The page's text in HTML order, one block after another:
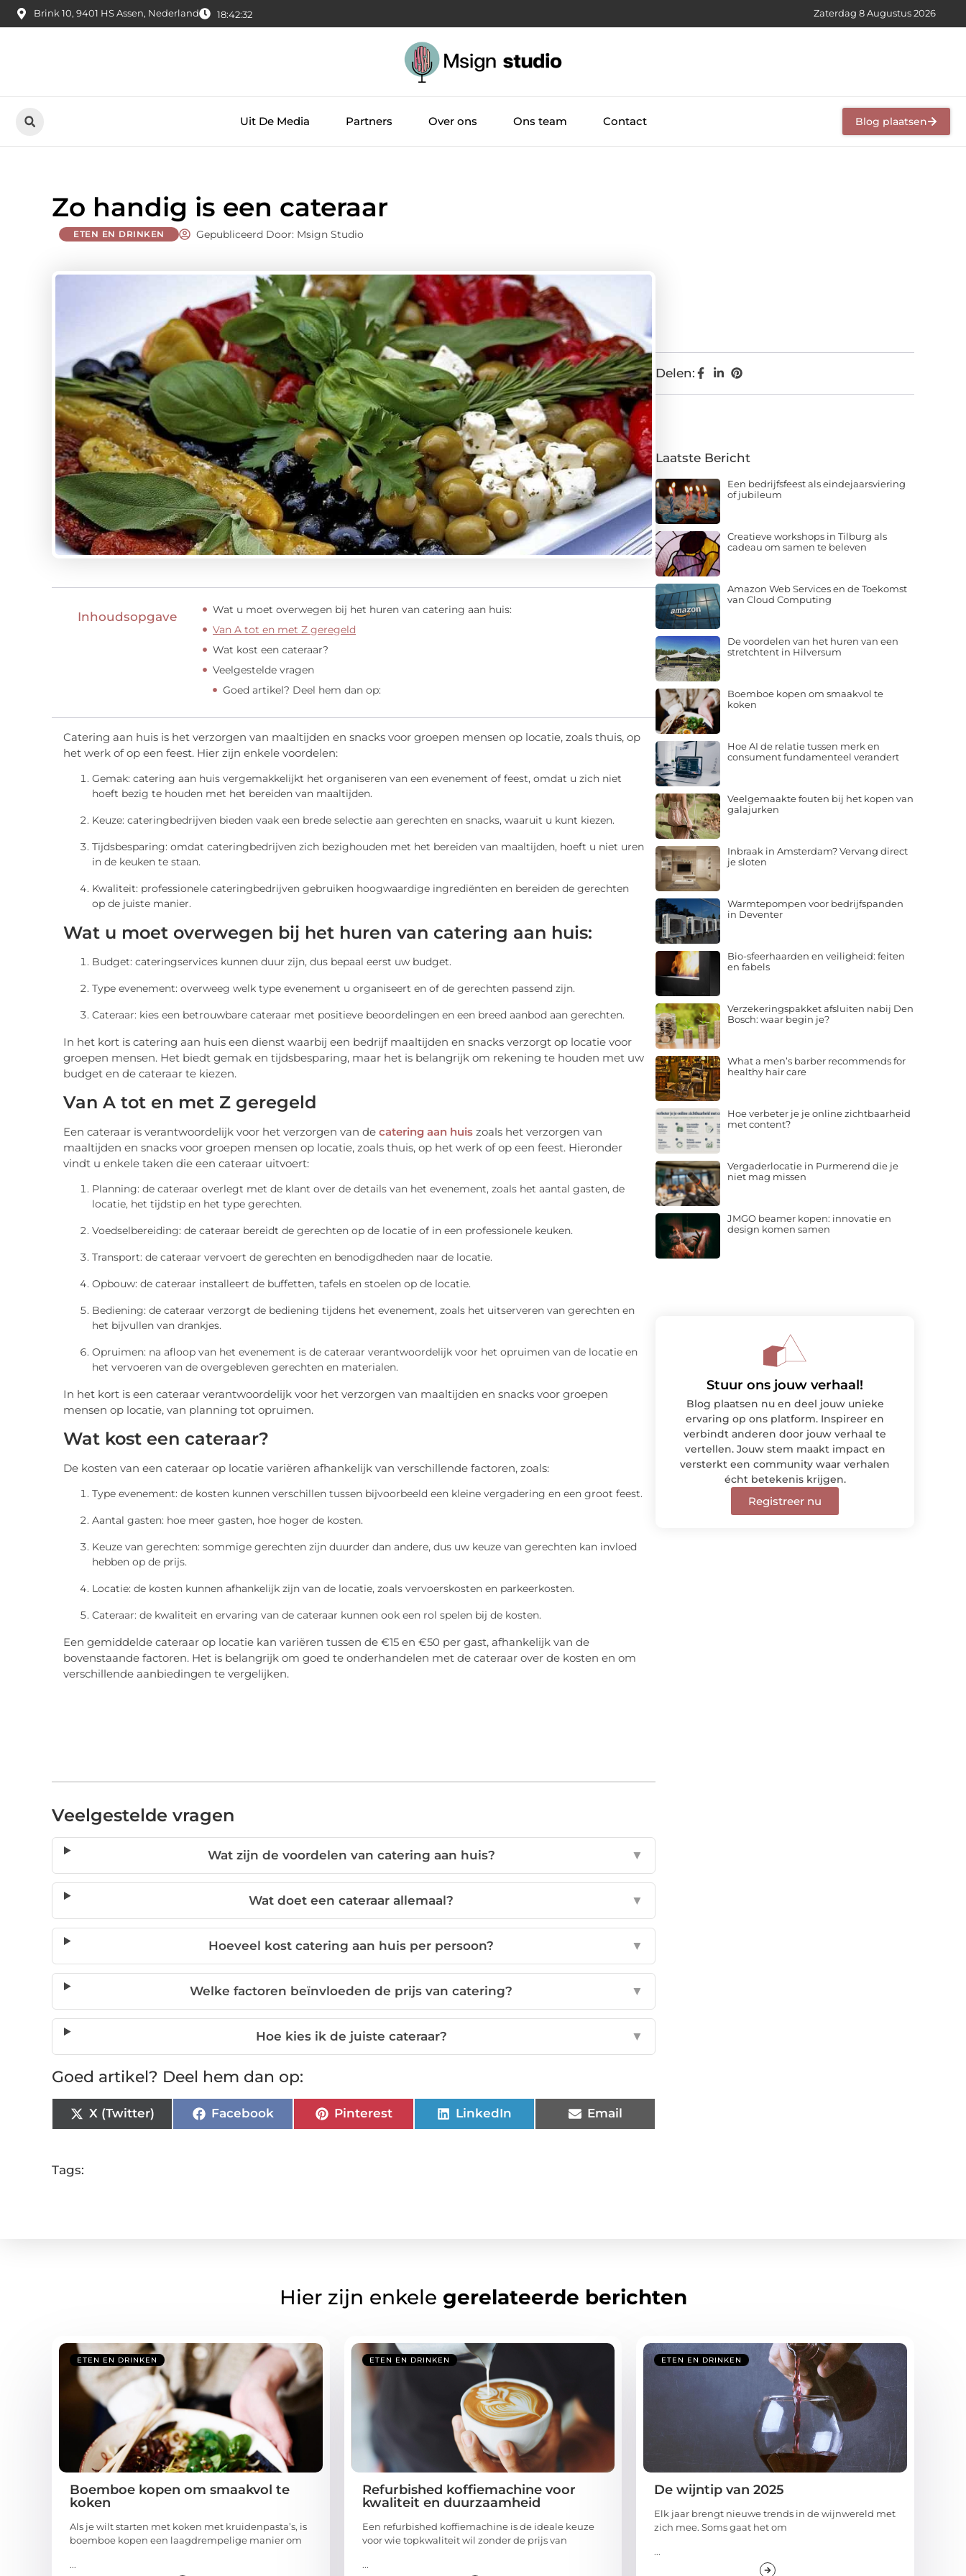
Brink 10, 9401 HS Assen, Nederland 18:42:33 Zaterdag 8 Augustus 2026
Uit De Media Partners Over ons Ons team Contact Blog plaatsen
Zo handig is een cateraar
ETEN EN DRINKEN Gepubliceerd Door: Msign Studio
Inhoudsopgave
Wat u moet overwegen bij het huren van catering aan huis:
Van A tot en met Z geregeld
Wat kost een cateraar?
Veelgestelde vragen
Goed artikel? Deel hem dan op:
Catering aan huis is het verzorgen van maaltijden en snacks voor groepen mensen op locatie, zoals thuis, op
het werk of op een feest. Hier zijn enkele voordelen:
Gemak: catering aan huis vergemakkelijkt het organiseren van een evenement of feest, omdat u zich niet
hoeft bezig te houden met het bereiden van maaltijden.
Keuze: cateringbedrijven bieden vaak een brede selectie aan gerechten en snacks, waaruit u kunt kiezen.
Tijdsbesparing: omdat cateringbedrijven zich bezighouden met het bereiden van maaltijden, hoeft u niet uren
in de keuken te staan.
Kwaliteit: professionele cateringbedrijven gebruiken hoogwaardige ingrediënten en bereiden de gerechten
op de juiste manier.
Wat u moet overwegen bij het huren van catering aan huis:
Budget: cateringservices kunnen duur zijn, dus bepaal eerst uw budget.
Type evenement: overweeg welk type evenement u organiseert en of de gerechten passend zijn.
Cateraar: kies een betrouwbare cateraar met positieve beoordelingen en een breed aanbod aan gerechten.
In het kort is catering aan huis een dienst waarbij een bedrijf maaltijden en snacks verzorgt op locatie voor
groepen mensen. Het biedt gemak en tijdsbesparing, maar het is belangrijk om rekening te houden met uw
budget en de cateraar te kiezen.
Van A tot en met Z geregeld
Een cateraar is verantwoordelijk voor het verzorgen van de catering aan huis zoals het verzorgen van
maaltijden en snacks voor groepen mensen op locatie, zoals thuis, op het werk of op een feest. Hieronder
vindt u enkele taken die een cateraar uitvoert:
Planning: de cateraar overlegt met de klant over de details van het evenement, zoals het aantal gasten, de
locatie, het tijdstip en het type gerechten.
Voedselbereiding: de cateraar bereidt de gerechten op de locatie of in een professionele keuken.
Transport: de cateraar vervoert de gerechten en benodigdheden naar de locatie.
Opbouw: de cateraar installeert de buffetten, tafels en stoelen op de locatie.
Bediening: de cateraar verzorgt de bediening tijdens het evenement, zoals het uitserveren van gerechten en
het bijvullen van drankjes.
Opruimen: na afloop van het evenement is de cateraar verantwoordelijk voor het opruimen van de locatie en
het vervoeren van de overgebleven gerechten en materialen.
In het kort is een cateraar verantwoordelijk voor het verzorgen van maaltijden en snacks voor groepen
mensen op locatie, van planning tot opruimen.
Wat kost een cateraar?
De kosten van een cateraar op locatie variëren afhankelijk van verschillende factoren, zoals:
Type evenement: de kosten kunnen verschillen tussen bijvoorbeeld een kleine vergadering en een groot feest.
Aantal gasten: hoe meer gasten, hoe hoger de kosten.
Keuze van gerechten: sommige gerechten zijn duurder dan andere, dus uw keuze van gerechten kan invloed
hebben op de prijs.
Locatie: de kosten kunnen afhankelijk zijn van de locatie, zoals vervoerskosten en parkeerkosten.
Cateraar: de kwaliteit en ervaring van de cateraar kunnen ook een rol spelen bij de kosten.
Een gemiddelde cateraar op locatie kan variëren tussen de €15 en €50 per gast, afhankelijk van de
bovenstaande factoren. Het is belangrijk om goed te onderhandelen met de cateraar over de kosten en om
verschillende aanbiedingen te vergelijken.
Veelgestelde vragen
Wat zijn de voordelen van catering aan huis? ▼
Wat doet een cateraar allemaal? ▼
Hoeveel kost catering aan huis per persoon? ▼
Welke factoren beïnvloeden de prijs van catering? ▼
Hoe kies ik de juiste cateraar? ▼
Goed artikel? Deel hem dan op:
X (Twitter) Facebook Pinterest LinkedIn Email
Tags:
Delen:
Laatste Bericht
Een bedrijfsfeest als eindejaarsviering
of jubileum
Creatieve workshops in Tilburg als
cadeau om samen te beleven
Amazon Web Services en de Toekomst
van Cloud Computing
De voordelen van het huren van een
stretchtent in Hilversum
Boemboe kopen om smaakvol te
koken
Hoe AI de relatie tussen merk en
consument fundamenteel verandert
Veelgemaakte fouten bij het kopen van
galajurken
Inbraak in Amsterdam? Vervang direct
je sloten
Warmtepompen voor bedrijfspanden
in Deventer
Bio-sfeerhaarden en veiligheid: feiten
en fabels
Verzekeringspakket afsluiten nabij Den
Bosch: waar begin je?
What a men’s barber recommends for
healthy hair care
Hoe verbeter je je online zichtbaarheid
met content?
Vergaderlocatie in Purmerend die je
niet mag missen
JMGO beamer kopen: innovatie en
design komen samen
Stuur ons jouw verhaal!
Blog plaatsen nu en deel jouw unieke
ervaring op ons platform. Inspireer en
verbindt anderen door jouw verhaal te
vertellen. Jouw stem maakt impact en
versterkt een community waar verhalen
écht betekenis krijgen.
Registreer nu
Hier zijn enkele gerelateerde berichten
ETEN EN DRINKEN
Boemboe kopen om smaakvol te
koken
Als je wilt starten met koken met kruidenpasta’s, is
boemboe kopen een laagdrempelige manier om
...
ETEN EN DRINKEN
Refurbished koffiemachine voor
kwaliteit en duurzaamheid
Een refurbished koffiemachine is de ideale keuze
voor wie topkwaliteit wil zonder de prijs van
...
ETEN EN DRINKEN
De wijntip van 2025
Elk jaar brengt nieuwe trends in de wijnwereld met
zich mee. Soms gaat het om
...